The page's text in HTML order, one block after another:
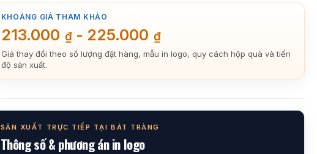
KHOẢNG GIÁ THAM KHẢO
213.000 ₫- 225.000 ₫
Giá thay đổi theo số lượng đặt hàng, mẫu in logo, quy cách hộp quà và tiến
độ sản xuất.
SẢN XUẤT TRỰC TIẾP TẠI BÁT TRÀNG
Thông số & phương án in logo